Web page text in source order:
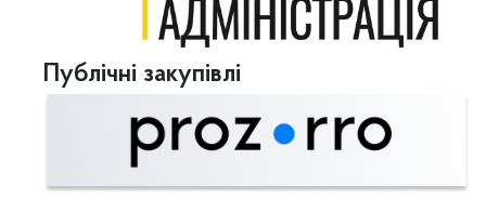
Публічні закупівлі